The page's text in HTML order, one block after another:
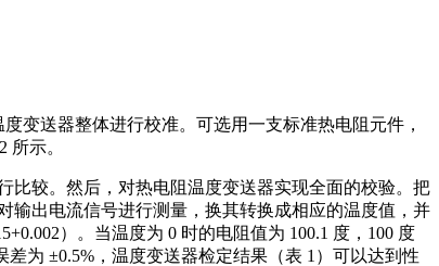
变送器整体进行校准。可选用一支标准热电阻元件，
示。
较。然后，对热电阻温度变送器实现全面的校验。把
输出电流信号进行测量，换其转换成相应的温度值，并
）。当温度为 0 时的电阻值为 100.1 度，100 度
为 ±0.5%，温度变送器检定结果（表 1）可以达到性